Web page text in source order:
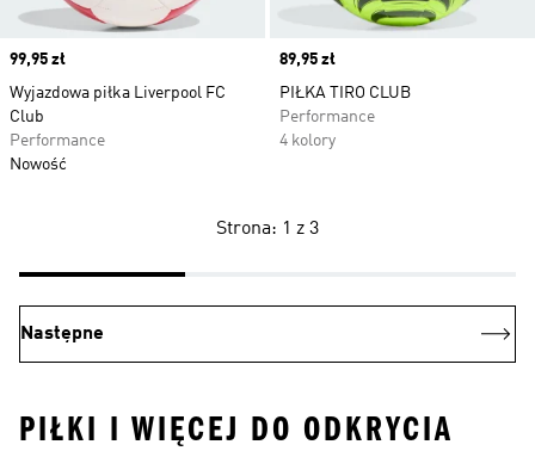
Price
99,95 zł
Wyjazdowa piłka Liverpool FC
Club
Performance
Nowość
Price
89,95 zł
PIŁKA TIRO CLUB
Performance
4 kolory
Strona: 1 z 3
Następne
PIŁKI I WIĘCEJ DO ODKRYCIA